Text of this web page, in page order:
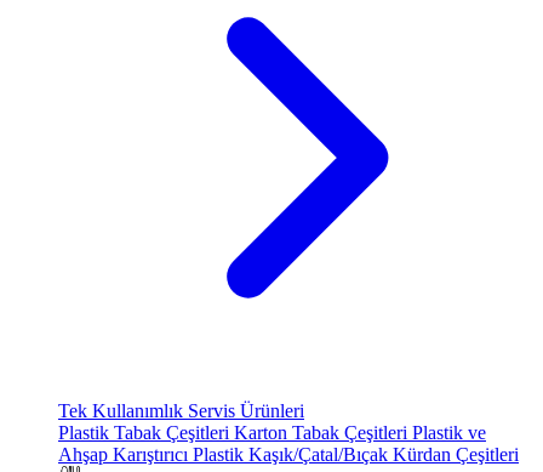
Tek Kullanımlık Servis Ürünleri
Plastik Tabak Çeşitleri Karton Tabak Çeşitleri Plastik ve
Ahşap Karıştırıcı Plastik Kaşık/Çatal/Bıçak Kürdan Çeşitleri